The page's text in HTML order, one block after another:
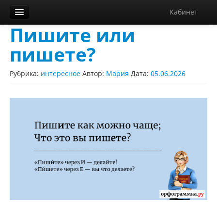
Кабинет
Орфограммка
Библиотека
Блог
Справка
Пишите или
пишете?
Рубрика: интересное Автор: Мария Дата: 05.06.2026